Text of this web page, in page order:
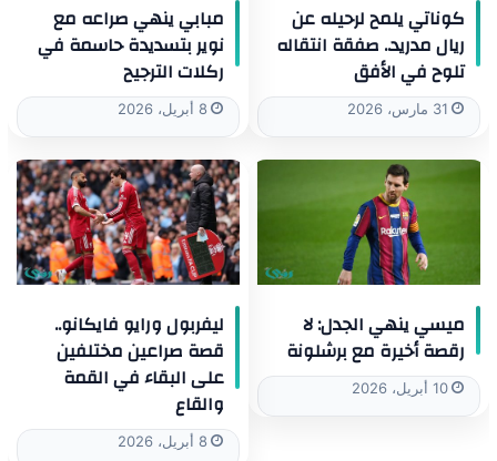
كوناتي يلمح لرحيله عن
ريال مدريد.. صفقة انتقاله
تلوح في الأفق
31 مارس، 2026
مبابي ينهي صراعه مع
نوير بتسديدة حاسمة في
ركلات الترجيح
8 أبريل، 2026
ميسي ينهي الجدل: لا
رقصة أخيرة مع برشلونة
10 أبريل، 2026
ليفربول ورايو فايكانو..
قصة صراعين مختلفين
على البقاء في القمة
والقاع
8 أبريل، 2026